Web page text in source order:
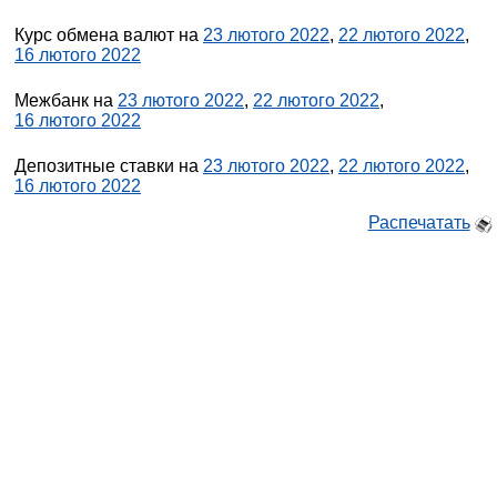
Курс обмена валют на 23 лютого 2022, 22 лютого 2022,
16 лютого 2022
Межбанк на 23 лютого 2022, 22 лютого 2022,
16 лютого 2022
Депозитные ставки на 23 лютого 2022, 22 лютого 2022,
16 лютого 2022
Распечатать